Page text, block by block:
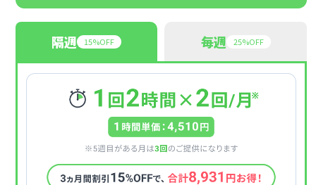
隔週 15%OFF 毎週 25%OFF